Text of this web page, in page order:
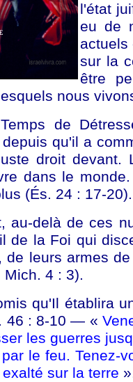
l'état
eu de
actuels
sur la
être
nous
de
qu'il a
droit devant.
dans le
(És. 24 : 17-20).
au-delà de ces
de la Foi qui
de leurs armes
4 : 3).
qu'Il établira
46 : 8-10 — «
les guerres
le feu. Tenez-
sur la terre